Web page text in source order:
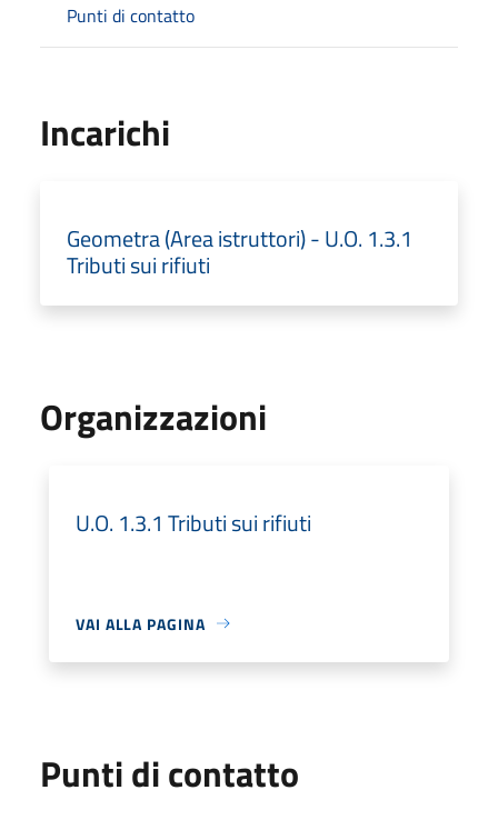
Punti di contatto
Incarichi
Geometra (Area istruttori) - U.O. 1.3.1
Tributi sui rifiuti
Organizzazioni
U.O. 1.3.1 Tributi sui rifiuti
VAI ALLA PAGINA
Punti di contatto